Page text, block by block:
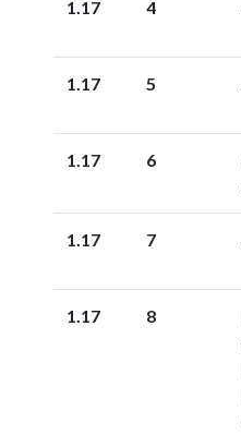
1.17 4
1.17 5
1.17 6
1.17 7
1.17 8